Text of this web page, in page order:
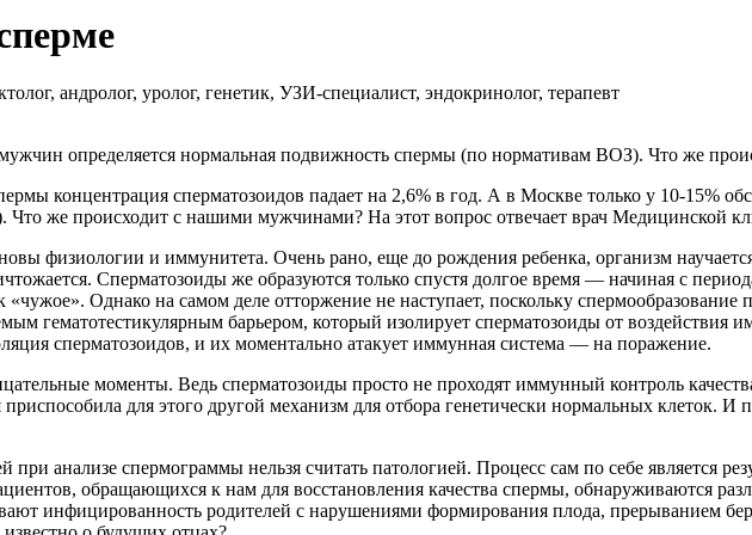
андролог, уролог, генетик, УЗИ-специалист, эндокринолог, терапевт
определяется нормальная подвижность спермы (по нормативам ВОЗ). Что же
концентрация сперматозоидов падает на 2,6% в год. А в Москве только у 10-15%
Что же происходит с нашими мужчинами? На этот вопрос отвечает врач
физиологии и иммунитета. Очень рано, еще до рождения ребенка, организм
Сперматозоиды же образуются только спустя долгое время — начиная с
«чужое». Однако на самом деле отторжение не наступает, поскольку
гематотестикулярным барьером, который изолирует сперматозоиды от
сперматозоидов, и их моментально атакует иммунная система — на поражение.
моменты. Ведь сперматозоиды просто не проходят иммунный контроль
для этого другой механизм для отбора генетически нормальных клеток. И
при анализе спермограммы нельзя считать патологией. Процесс сам по себе является
обращающихся к нам для восстановления качества спермы, обнаруживаются
инфицированность родителей с нарушениями формирования плода, прерыванием